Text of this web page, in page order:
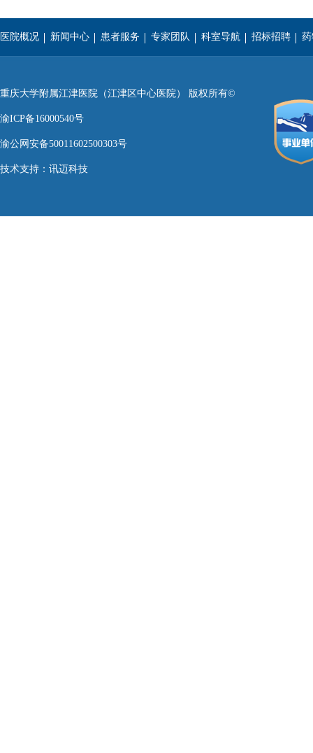
医院概况 新闻中心 患者服务 专家团队 科室导航 招标招聘
重庆大学附属江津医院（江津区中心医院） 版权所有©
渝ICP备16000540号
渝公网安备50011602500303号
技术支持： 讯迈科技